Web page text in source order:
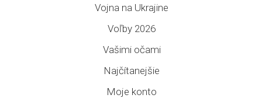
Vojna na Ukrajine
Voľby 2026
Vašimi očami
Najčítanejšie
Moje konto